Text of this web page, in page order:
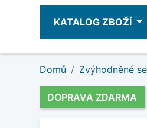
KATALOG ZBOŽÍ
Domů Zvýhodněné
DOPRAVA ZDARMA